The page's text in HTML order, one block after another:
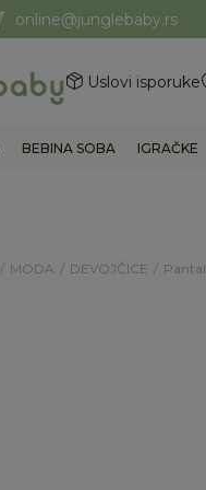
online@junglebaby.rs
Potrebna Vam je pomoć?
Uslovi isporuke
BEBINA SOBA IGRAČKE
MODA DEVOJČICE